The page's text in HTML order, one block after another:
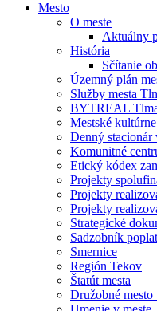
Mesto
O meste
Aktuálny
História
Sčítanie
Územný plán
Služby mesta
BYTREAL
Mestské
Denný stacionár
Komunitné
Etický kódex
Projekty
Projekty
Projekty
Strategické
Sadzobník
Smernice
Región Tekov
Štatút mesta
Družobné